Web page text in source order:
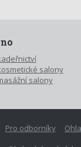
salony
salony
Pro odborníky